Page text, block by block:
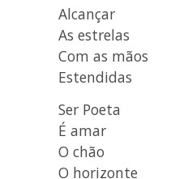
Alcançar
As estrelas
Com as mãos
Estendidas
Ser Poeta
É amar
O chão
O horizonte